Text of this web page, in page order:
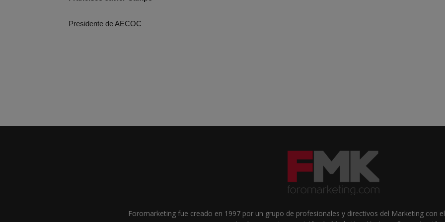
Presidente de AECOC
Foromarketing fue creado en 1997 por un grupo de profesionales y directivos del Marketing con